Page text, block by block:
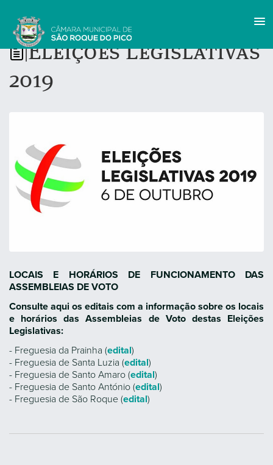
Eleições Legislativas
2019
LOCAIS E HORÁRIOS DE FUNCIONAMENTO DAS
ASSEMBLEIAS DE VOTO
Consulte aqui os editais com a informação sobre os locais
e horários das Assembleias de Voto destas Eleições
Legislativas:
- Freguesia da Prainha (edital)
- Freguesia de Santa Luzia (edital)
- Freguesia de Santo Amaro (edital)
- Freguesia de Santo António (edital)
- Freguesia de São Roque (edital)